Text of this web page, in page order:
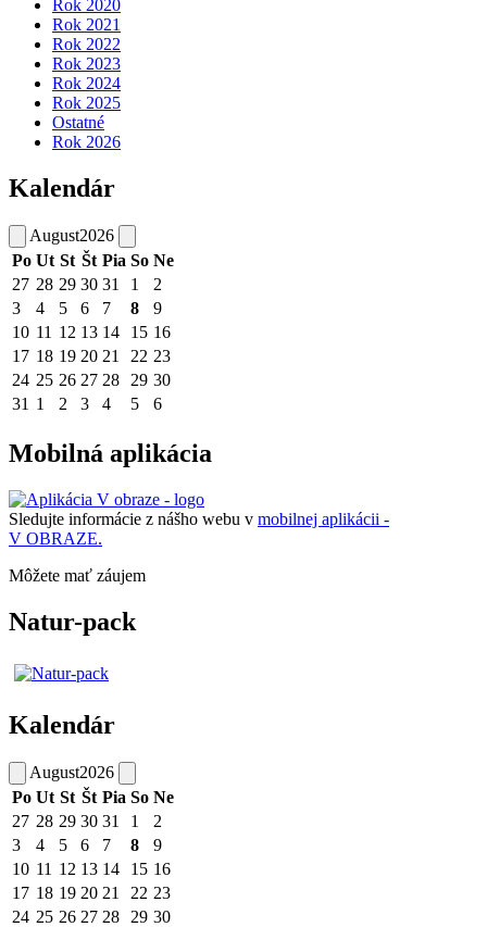
Rok 2020
Rok 2021
Rok 2022
Rok 2023
Rok 2024
Rok 2025
Ostatné
Rok 2026
Kalendár
August2026
Po Ut St Št Pia So Ne
27 28 29 30 31 1
2
3
4 5 6 7 8
9
10 11 12 13 14 15 16
17 18 19 20 21 22 23
24 25 26 27 28 29 30
31 1 2 3 4 5 6
Mobilná aplikácia
Sledujte informácie z nášho webu v mobilnej aplikácii -
V OBRAZE.
Môžete mať záujem
Natur-pack
Kalendár
August2026
Po Ut St Št Pia So Ne
27 28 29 30 31 1
2
3
4 5 6 7 8
9
10 11 12 13 14 15 16
17 18 19 20 21 22 23
24 25 26 27 28 29 30